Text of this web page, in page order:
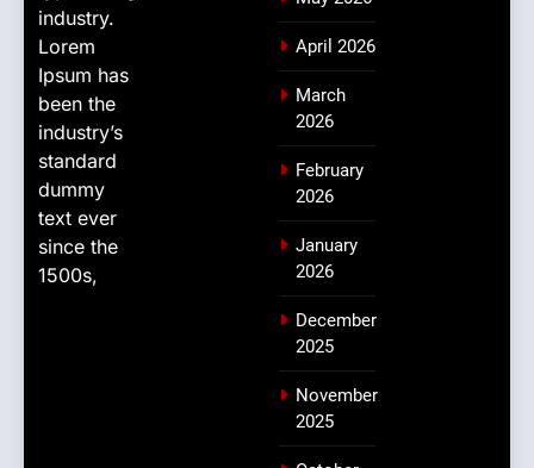
industry.
Lorem
Ipsum has
been the
industry’s
standard
dummy
text ever
since the
1500s,
April 2026
March
2026
February
2026
January
2026
December
2025
November
2025